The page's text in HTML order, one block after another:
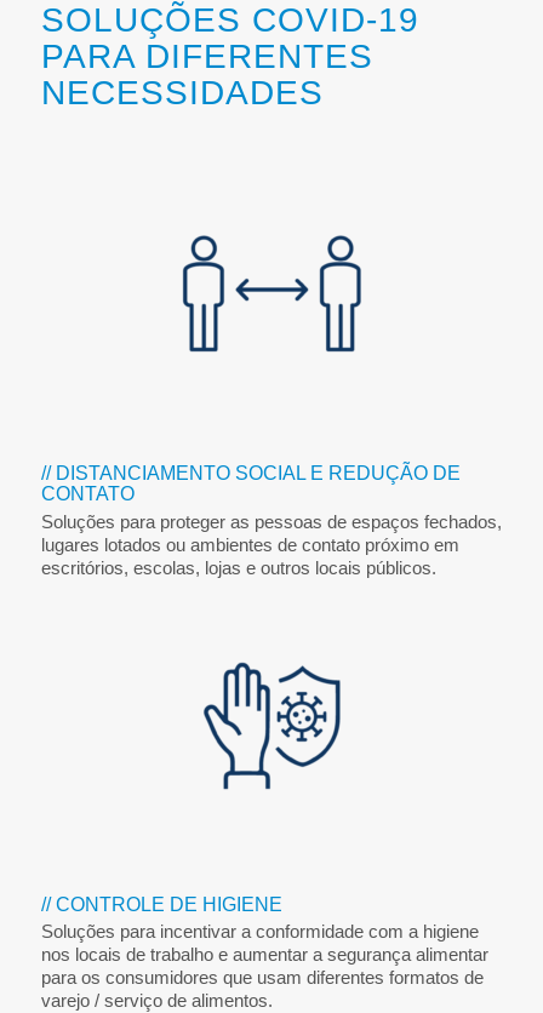
SOLUÇÕES COVID-19
PARA DIFERENTES
NECESSIDADES
// DISTANCIAMENTO SOCIAL E REDUÇÃO DE
CONTATO
Soluções para proteger as pessoas de espaços fechados,
lugares lotados ou ambientes de contato próximo em
escritórios, escolas, lojas e outros locais públicos.
// CONTROLE DE HIGIENE
Soluções para incentivar a conformidade com a higiene
nos locais de trabalho e aumentar a segurança alimentar
para os consumidores que usam diferentes formatos de
varejo / serviço de alimentos.